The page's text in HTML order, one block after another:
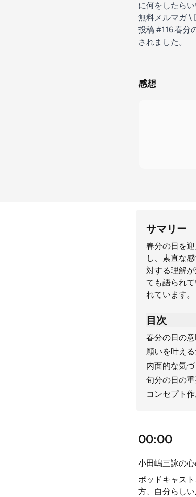
に何をした
無料メルマガ \
投稿 #116.春分
されました。
感想
サマリー
春分の日を
し、素直な
対する理解
ても語られ
れています。
目次
春分の日の
願いを叶え
内面的な気づ
旬分の日の
コンセプト
00:00
小田嶋三詠の
ポッドキャス
方、自分らし